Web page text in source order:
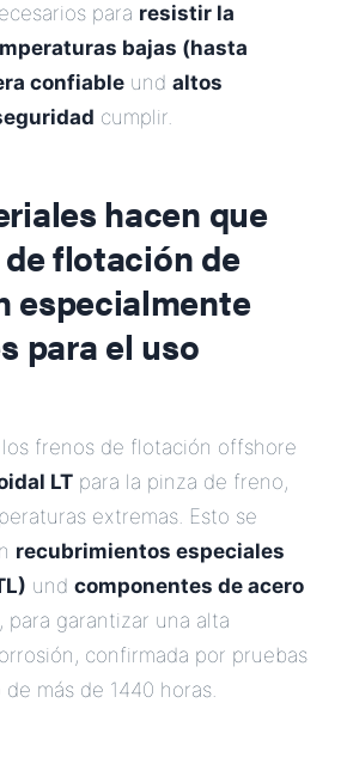
para resistir la
bajas (hasta
confiable und altos
cumplir.
hacen que
flotación de
especialmente
para el uso
los frenos de flotación offshore
LT para la pinza de freno,
extremas. Esto se
recubrimientos especiales
und componentes de acero
, para garantizar una alta
confirmada por pruebas
más de 1440 horas.